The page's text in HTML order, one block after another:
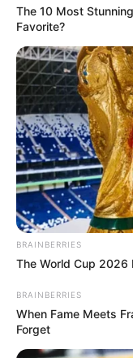
The 10 Most
Favorite?
BRAINBERRIES
The World Cup 2026
BRAINBERRIES
When Fame Meets
Forget